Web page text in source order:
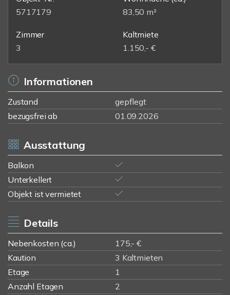
5717179
83,50 m²
Zimmer
3
Kaltmiete
1.150,- €
Informationen
Zustand
gepflegt
bezugsfrei ab
01.09.2026
Ausstattung
Balkon
Unterkellert
Objekt ist vermietet
Details
Nebenkosten (ca.)
175,- €
Kaution
3 Kaltmieten
Etage
1
Anzahl Etagen
2